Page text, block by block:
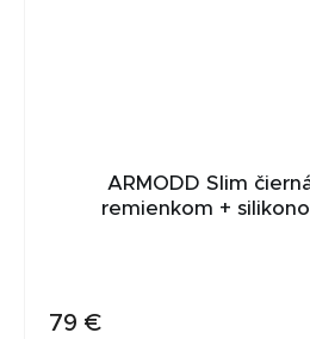
ARMODD Slim
remienkom +
79 €